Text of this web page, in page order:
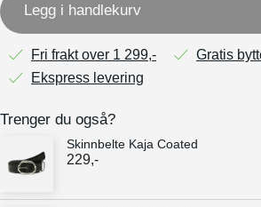
Legg i handlekurv
Fri frakt over 1 299,-
Gratis
Ekspress levering
Trenger du også?
Skinnbelte Kaja Coated
229,-